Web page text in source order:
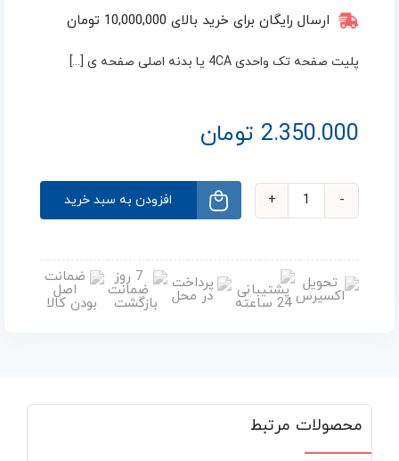
ارسال رایگان برای خرید بالای 10,000,000 تومان
پلیت صفحه تک واحدی 4CA یا بدنه اصلی صفحه ی [...]
2.350.000 تومان
افزودن به سبد خرید
محصولات مرتبط